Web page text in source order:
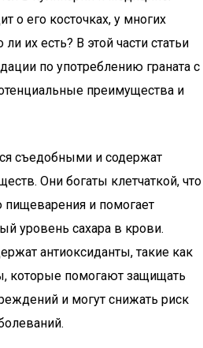
о его косточках, у многих
их есть? В этой части статьи
по употреблению граната с
преимущества и
съедобными и содержат
Они богаты клетчаткой, что
и помогает
уровень сахара в крови.
антиоксиданты, такие как
которые помогают защищать
и могут снижать риск